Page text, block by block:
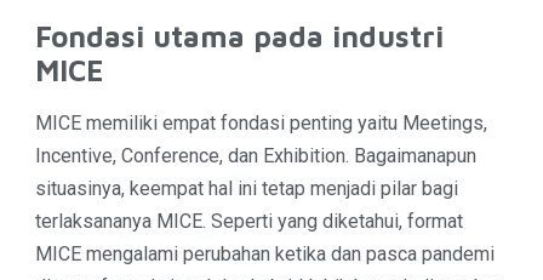
Fondasi utama pada industri
MICE
MICE memiliki empat fondasi penting yaitu Meetings,
Incentive, Conference, dan Exhibition. Bagaimanapun
situasinya, keempat hal ini tetap menjadi pilar bagi
terlaksananya MICE. Seperti yang diketahui, format
MICE mengalami perubahan ketika dan pasca pandemi